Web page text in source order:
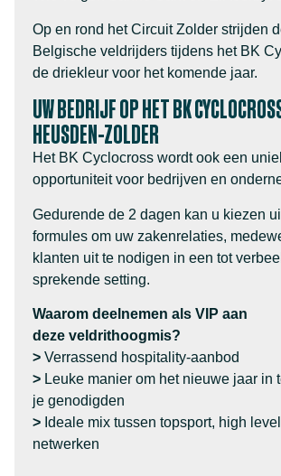
Op en rond het Circuit Zolder strijden
Belgische veldrijders tijdens het BK
de driekleur voor het komende jaar.
UW BEDRIJF OP HET BK
HEUSDEN-ZOLDER
Het BK Cyclocross wordt ook een
opportuniteit voor bedrijven en
Gedurende de 2 dagen kan u kiezen
formules om uw zakenrelaties,
klanten uit te nodigen in een tot
sprekende setting.
Waarom deelnemen als VIP aan
deze veldrithoogmis?
> Verrassend hospitality-aanbod
> Leuke manier om het nieuwe jaar in
je genodigden
> Ideale mix tussen topsport, high
netwerken